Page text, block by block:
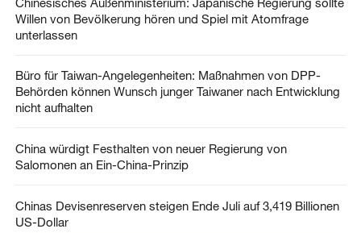
Willen von Bevölkerung hören und Spiel mit Atomfrage
unterlassen
Büro für Taiwan-Angelegenheiten: Maßnahmen von DPP-
Behörden können Wunsch junger Taiwaner nach Entwicklung
nicht aufhalten
China würdigt Festhalten von neuer Regierung von
Salomonen an Ein-China-Prinzip
Chinas Devisenreserven steigen Ende Juli auf 3,419 Billionen
US-Dollar